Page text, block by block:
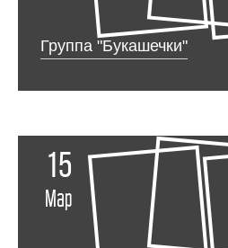
Группа "Букашечки"
15
Мар